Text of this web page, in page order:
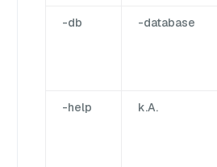
-db -database
-help k.A.